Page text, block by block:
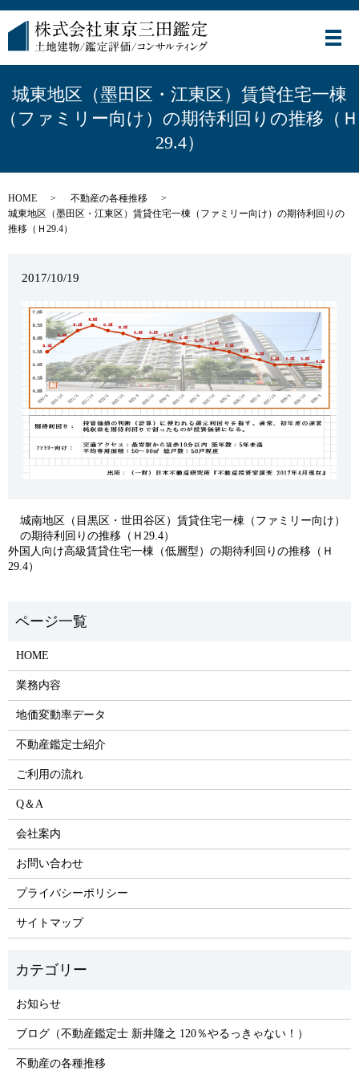
メ
城東地区（墨田区・江東区）賃貸住宅一棟
（ファミリー向け）の期待利回りの推移（Ｈ
29.4）
HOME
不動産の各種推移
城東地区（墨田区・江東区）賃貸住宅一棟（ファミリー向け）の期待利回りの
推移（Ｈ29.4）
2017/10/19
城南地区（目黒区・世田谷区）賃貸住宅一棟（ファミリー向け）
の期待利回りの推移（Ｈ29.4）
外国人向け高級賃貸住宅一棟（低層型）の期待利回りの推移（Ｈ
29.4）
HOME
業務内容
地価変動率データ
不動産鑑定士紹介
ご利用の流れ
Q＆A
会社案内
お問い合わせ
プライバシーポリシー
サイトマップ
お知らせ
ブログ（不動産鑑定士 新井隆之 120％やるっきゃない！）
不動産の各種推移